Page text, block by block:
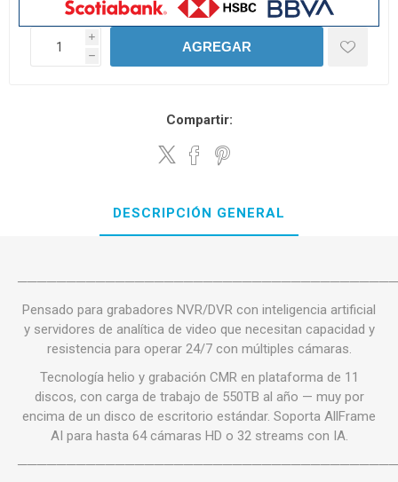
i
h
AGREGAR
Compartir:
DESCRIPCIÓN GENERAL
Pensado para grabadores NVR/DVR con inteligencia artificial
y servidores de analítica de video que necesitan capacidad y
resistencia para operar 24/7 con múltiples cámaras.
Tecnología helio y grabación CMR en plataforma de 11
discos, con carga de trabajo de 550TB al año — muy por
encima de un disco de escritorio estándar. Soporta AllFrame
AI para hasta 64 cámaras HD o 32 streams con IA.